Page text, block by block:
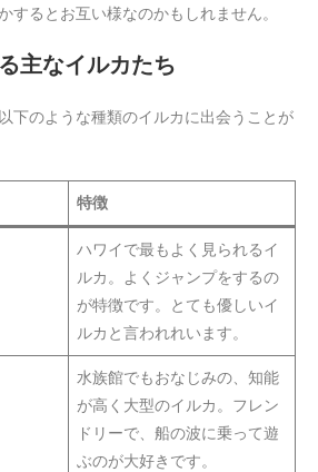
するとお互い様なのかもしれません。
主なイルカたち
下のような種類のイルカに出会うことが
特徴
ハワイで最もよく見られるイ
ルカ。よくジャンプをするの
が特徴です。とても優しいイ
ルカと言われれいます。
水族館でもおなじみの、知能
が高く大型のイルカ。フレン
ドリーで、船の波に乗って遊
ぶのが大好きです。